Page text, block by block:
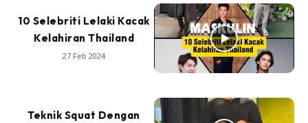
10 Selebriti Lelaki Kacak
Kelahiran Thailand
27 Feb 2024
Teknik Squat Dengan